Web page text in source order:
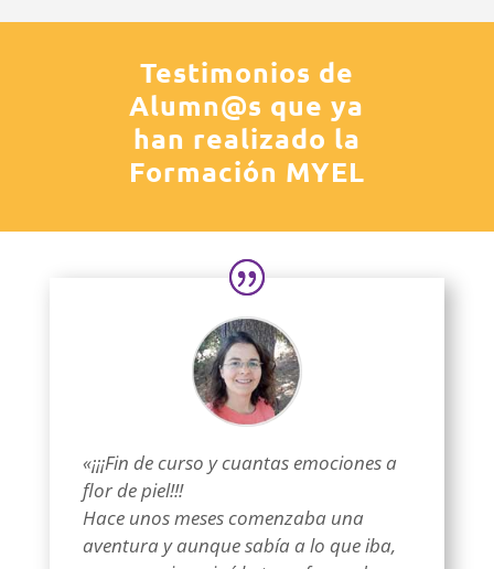
Testimonios de
Alumn@s que ya
han realizado la
Formación MYEL
«¡¡¡Fin de curso y cuantas emociones a
flor de piel!!!
Hace unos meses comenzaba una
aventura y aunque sabía a lo que iba,